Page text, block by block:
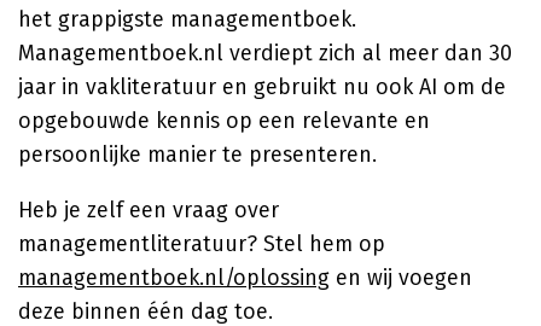
het grappigste managementboek.
Managementboek.nl verdiept zich al meer dan 30
jaar in vakliteratuur en gebruikt nu ook AI om de
opgebouwde kennis op een relevante en
persoonlijke manier te presenteren.
Heb je zelf een vraag over
managementliteratuur? Stel hem op
managementboek.nl/oplossing en wij voegen
deze binnen één dag toe.